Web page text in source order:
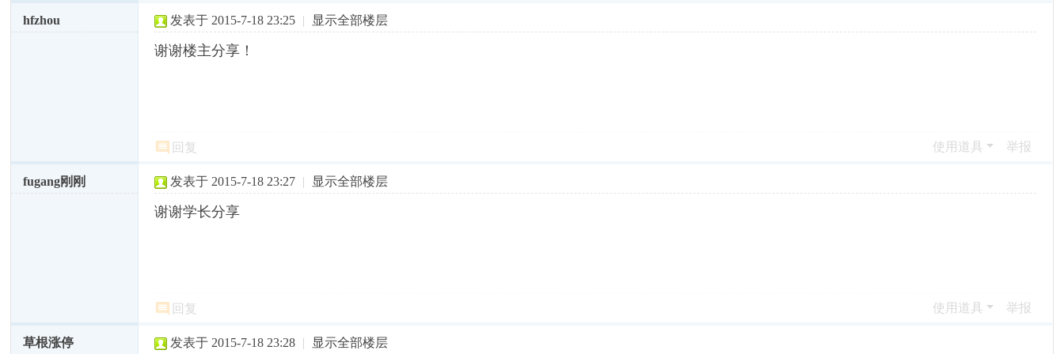
hfzhou 发表于 2015-7-18 23:25 | 显示全部楼层
谢谢楼主分享！
回复 使用道具 举报
fugang刚刚 发表于 2015-7-18 23:27 | 显示全部楼层
谢谢学长分享
回复 使用道具 举报
草根涨停 发表于 2015-7-18 23:28 | 显示全部楼层